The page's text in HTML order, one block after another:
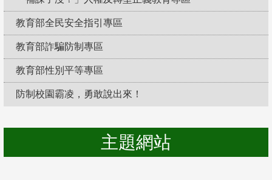
教育部全民安全指引專區
教育部詐騙防制專區
教育部性別平等專區
防制校園霸凌，勇敢說出來！
主題網站